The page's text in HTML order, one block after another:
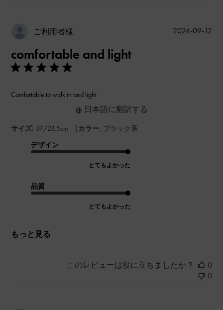
ご利用者様
comfortable and light
Comfortable to walk in and light
サイズ: 37/23.5cm | カラー: ブラック系
デザイン
とてもよかった
品質
とてもよかった
もっと見る
日本語に翻訳する
公
2024-09-12
このレビューは役に立ちましたか？
0
0